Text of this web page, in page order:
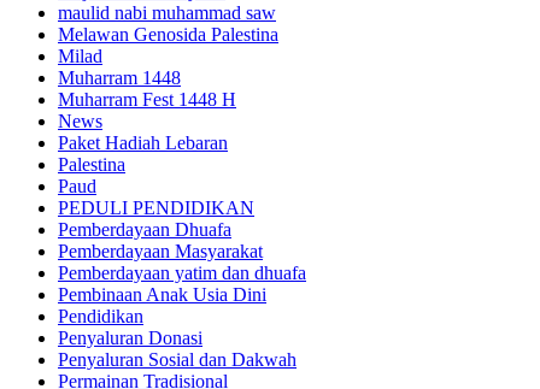
maulid nabi muhammad saw
Melawan Genosida Palestina
Milad
Muharram 1448
Muharram Fest 1448 H
News
Paket Hadiah Lebaran
Palestina
Paud
PEDULI PENDIDIKAN
Pemberdayaan Dhuafa
Pemberdayaan Masyarakat
Pemberdayaan yatim dan dhuafa
Pembinaan Anak Usia Dini
Pendidikan
Penyaluran Donasi
Penyaluran Sosial dan Dakwah
Permainan Tradisional